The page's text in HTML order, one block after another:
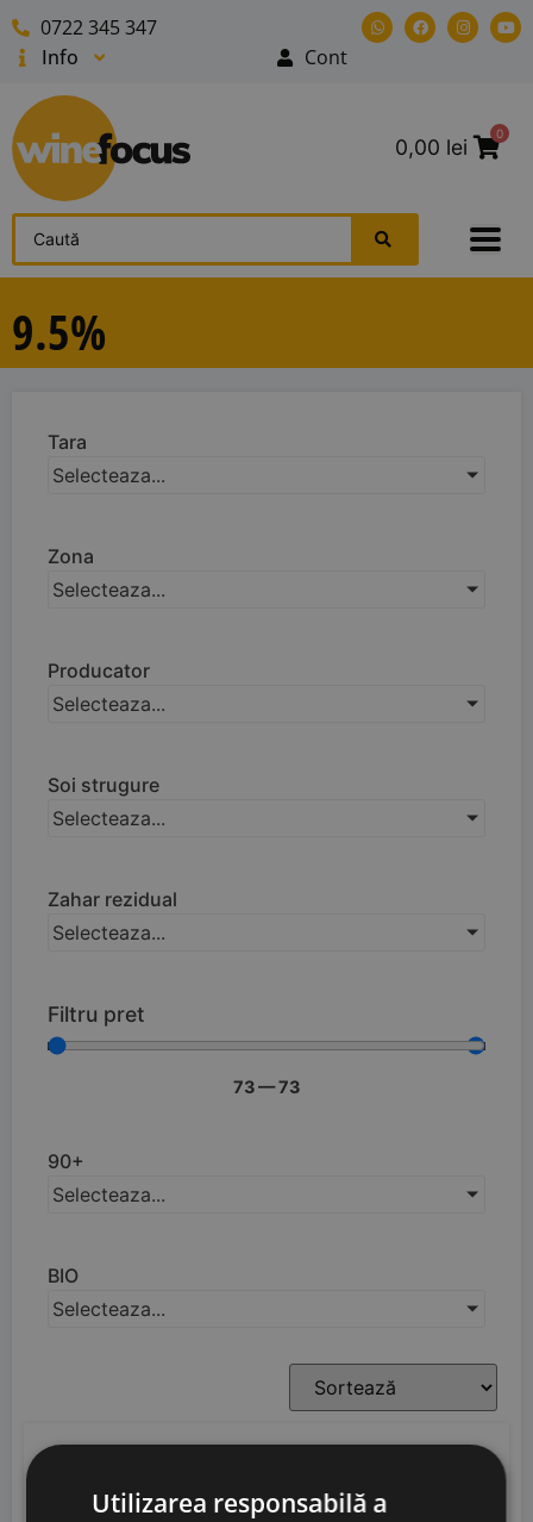
0722 345 347
Info
Cont
0,00 lei
0
9.5%
Tara
Selecteaza...
Zona
Selecteaza...
Producator
Selecteaza...
Soi strugure
Selecteaza...
Zahar rezidual
Selecteaza...
Filtru pret
73—73
90+
Selecteaza...
BIO
Selecteaza...
Utilizarea responsabilă a